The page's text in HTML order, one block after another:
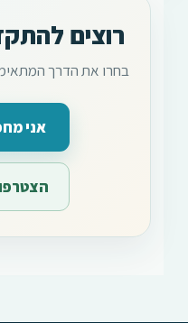
רוצים
בחרו את הדרך
אני